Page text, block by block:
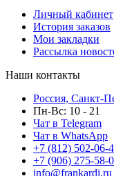
Личный кабинет
История заказов
Мои закладки
Рассылка
Наши контакты
Россия, Санкт-
Пн-Вс: 10 - 21
Чат в Telegram
Чат в WhatsApp
+7 (812) 502-06-
+7 (906) 275-58-
info@frankardi.ru